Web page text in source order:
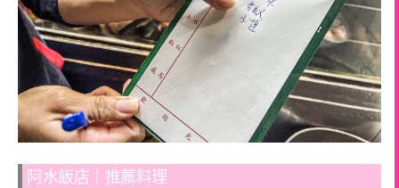
阿水飯店｜推薦料理